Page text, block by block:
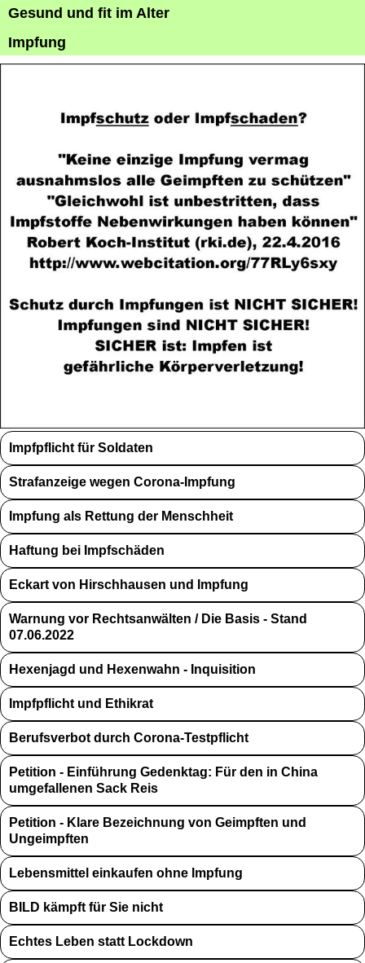
Gesund und fit im Alter
Impfung
Impfpflicht für Soldaten
Strafanzeige wegen Corona-Impfung
Impfung als Rettung der Menschheit
Haftung bei Impfschäden
Eckart von Hirschhausen und Impfung
Warnung vor Rechtsanwälten / Die Basis - Stand
07.06.2022
Hexenjagd und Hexenwahn - Inquisition
Impfpflicht und Ethikrat
Berufsverbot durch Corona-Testpflicht
Petition - Einführung Gedenktag: Für den in China
umgefallenen Sack Reis
Petition - Klare Bezeichnung von Geimpften und
Ungeimpften
Lebensmittel einkaufen ohne Impfung
BILD kämpft für Sie nicht
Echtes Leben statt Lockdown